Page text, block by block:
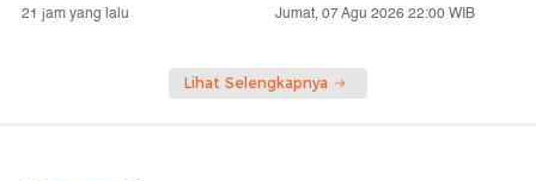
21 jam yang lalu Jumat, 07 Agu 2026 22:00 WIB
Lihat Selengkapnya